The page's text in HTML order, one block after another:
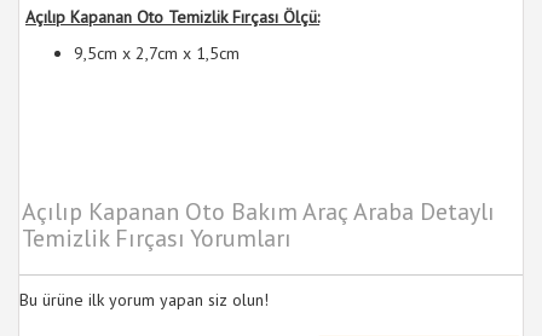
Açılıp Kapanan Oto Temizlik Fırçası Ölçü:
9,5cm x 2,7cm x 1,5cm
Açılıp Kapanan Oto Bakım Araç Araba Detaylı
Temizlik Fırçası Yorumları
Bu ürüne ilk yorum yapan siz olun!